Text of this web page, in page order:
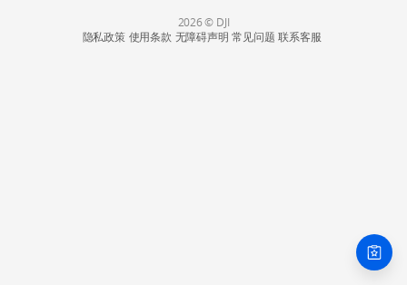
2026 © DJI
隐私政策 使用条款 无障碍声明 常见问题 联系客服